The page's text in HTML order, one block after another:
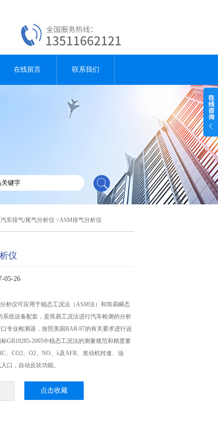
在线留言 联系我们
汽车排气/尾气分析仪 >ASM排气分析仪
仪
05-26
析仪可应用于稳态工况法（ASM法）和简易瞬态
系统设备配套，是简易工况法进行汽车检测的分析
专业检测器，按照美国BAR-97的有关要求进行设
GB18285-2005中稳态工况法的测量规范和精度要
、CO2、O2、NO、λ及AFR、发动机转速、油
口，自动反吹功能。
点击收藏